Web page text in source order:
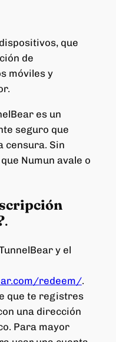
que
de
móviles y
es un
seguro que
censura. Sin
Numun avale o
.
y el
redeem/.
que te registres
una dirección
Para mayor